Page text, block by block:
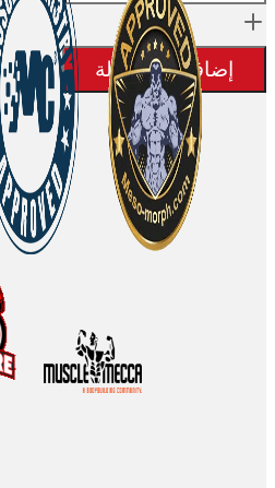
$50.67.Propionate
-
100mg/ml
Pharmacies
إضافة إلى السلة